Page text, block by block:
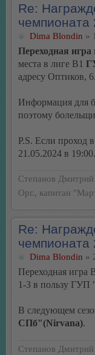
Re:
чемпионата
Dima Blondin »
Переходная игра
места в лиге В1
адресу Оптиков,
Информация для
поэтому
P.S. Если проход
21.05.2024 в 19:00.
Степанов Дмитрий
Орг., капитан
Re:
чемпионата
Dima Blondin »
Переходная
1-3 в пользу
В следующем
СПб"(Nirvana).
Степанов Дмитрий